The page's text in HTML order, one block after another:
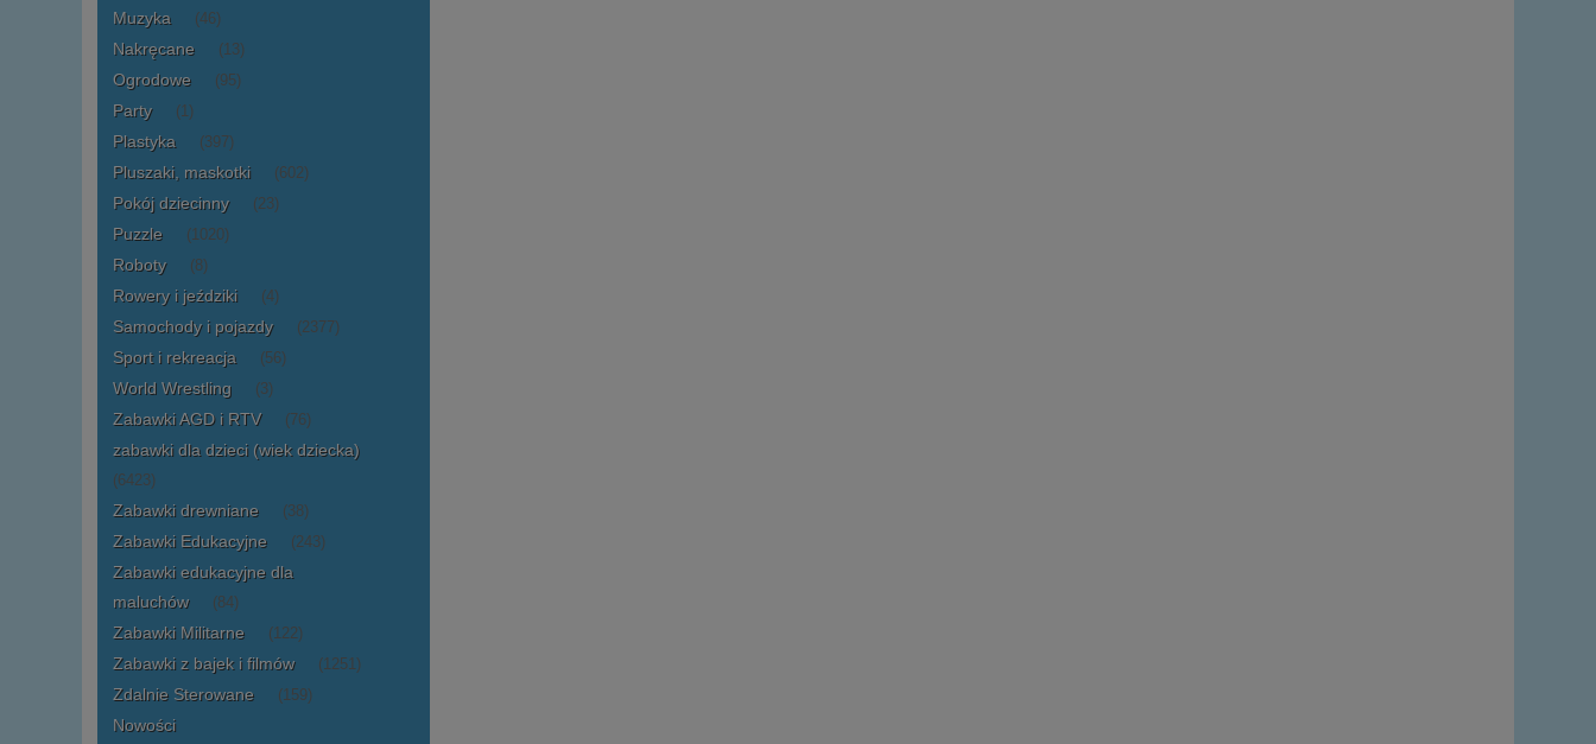
Muzyka (46)
Nakręcane (13)
Ogrodowe (95)
Party (1)
Plastyka (397)
Pluszaki, maskotki (602)
Pokój dziecinny (23)
Puzzle (1020)
Roboty (8)
Rowery i jeździki (4)
Samochody i pojazdy (2377)
Sport i rekreacja (56)
World Wrestling (3)
Zabawki AGD i RTV (76)
zabawki dla dzieci (wiek dziecka)
(6423)
Zabawki drewniane (38)
Zabawki Edukacyjne (243)
Zabawki edukacyjne dla
maluchów
(84)
Zabawki Militarne (122)
Zabawki z bajek i filmów (1251)
Zdalnie Sterowane (159)
Nowości